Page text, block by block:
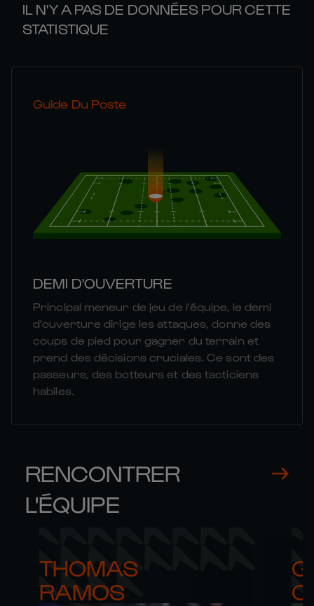
IL N'Y A PAS DE DONNÉES POUR CETTE
STATISTIQUE
Guide Du Poste
DEMI D'OUVERTURE
Principal meneur de jeu de l'équipe, le demi
d'ouverture dirige les attaques, donne des
coups de pied pour gagner du terrain et
prend des décisions cruciales. Ce sont des
passeurs, des botteurs et des tacticiens
habiles.
RENCONTRER
L'ÉQUIPE
THOMAS
RAMOS